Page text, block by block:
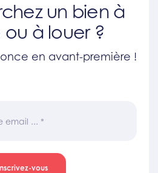
un bien à
à louer ?
en avant-première !
email ... *
vous